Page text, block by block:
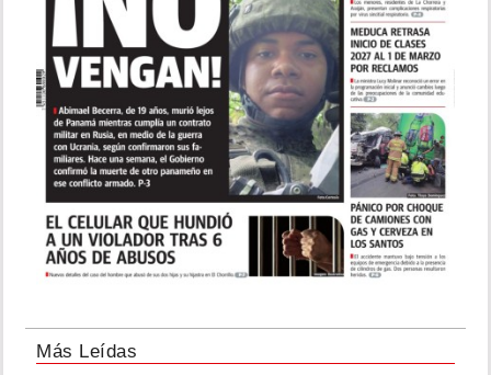
Más Leídas